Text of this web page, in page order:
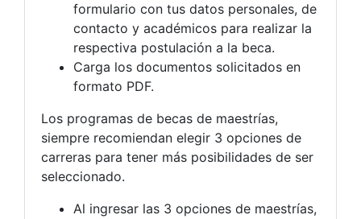
formulario con tus datos personales, de
contacto y académicos para realizar la
respectiva postulación a la beca.
Carga los documentos solicitados en
formato PDF.
Los programas de becas de maestrías,
siempre recomiendan elegir 3 opciones de
carreras para tener más posibilidades de ser
seleccionado.
Al ingresar las 3 opciones de maestrías,